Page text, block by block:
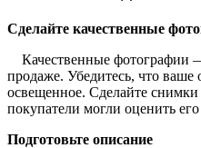
Сделайте качественные
Качественные фотографии
продаже. Убедитесь, что ваше
освещенное. Сделайте
покупатели могли оценить его
Подготовьте описание